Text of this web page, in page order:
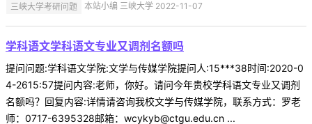
三峡大学考研问题 本站小编 三峡大学 2022-11-07
学科语文学科语文专业又调剂名额吗
提问问题:学科语文学院:文学与传媒学院提问人:15***38时间:2020-0
4-2615:57提问内容:老师，你好。请问今年贵校学科语文专业又调剂
名额吗？回复内容:详情请咨询我校文学与传媒学院，联系方式：罗老
师：0717-6395328邮箱：wcykyb@ctgu.edu.cn ...